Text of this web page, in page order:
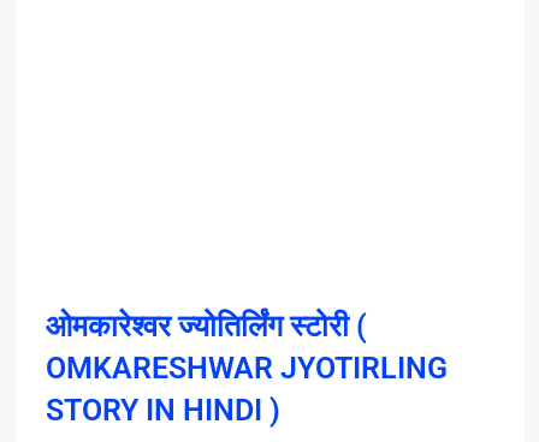
ओमकारेश्वर ज्योतिर्लिंग स्टोरी (
OMKARESHWAR JYOTIRLING
STORY IN HINDI )